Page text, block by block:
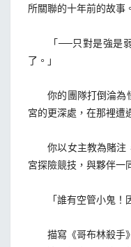
所關聯的十年前的故事。
「──只對是強是弱
了。」
你的團隊打倒淪為
宮的更深處，在那裡
你以女主教為賭注
宮探險競技，與夥伴一
「誰有空管小鬼！
描寫《哥布林殺手》